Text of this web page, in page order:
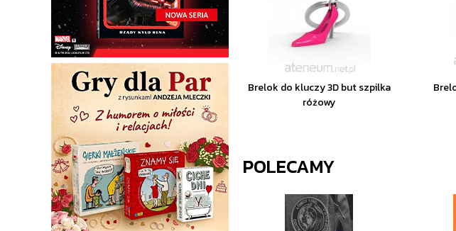
Brelok do kluczy 3D but szpilka
różowy
POLECAMY